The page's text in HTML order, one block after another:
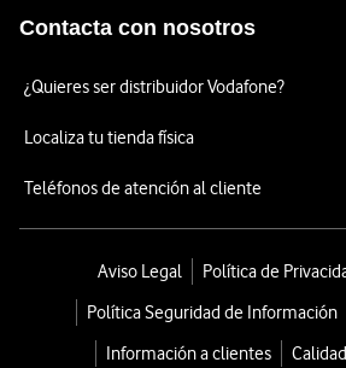
Contacta con nosotros
¿Quieres ser distribuidor Vodafone?
Localiza tu tienda física
Teléfonos de atención al cliente
Aviso Legal
Política de
Política Seguridad de Información
Información a clientes